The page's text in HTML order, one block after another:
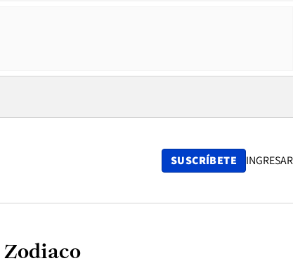
SUSCRÍBETE INGRESAR